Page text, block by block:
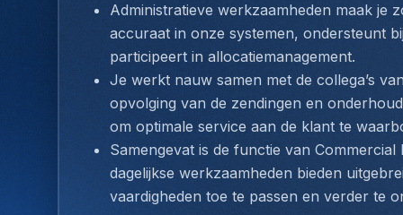
Administratieve werkzaamheden maak je
accuraat in onze systemen, ondersteunt
participeert in allocatiemanagement.
Je werkt nauw samen met de collega’s
opvolging van de zendingen en
om optimale service aan de klant te
Samengevat is de functie van
dagelijkse werkzaamheden bieden
vaardigheden toe te passen en verder te